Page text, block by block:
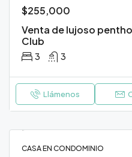
$255,000
Venta de lujoso
Club
3 3
Llámenos
CASA EN CONDOMINIO